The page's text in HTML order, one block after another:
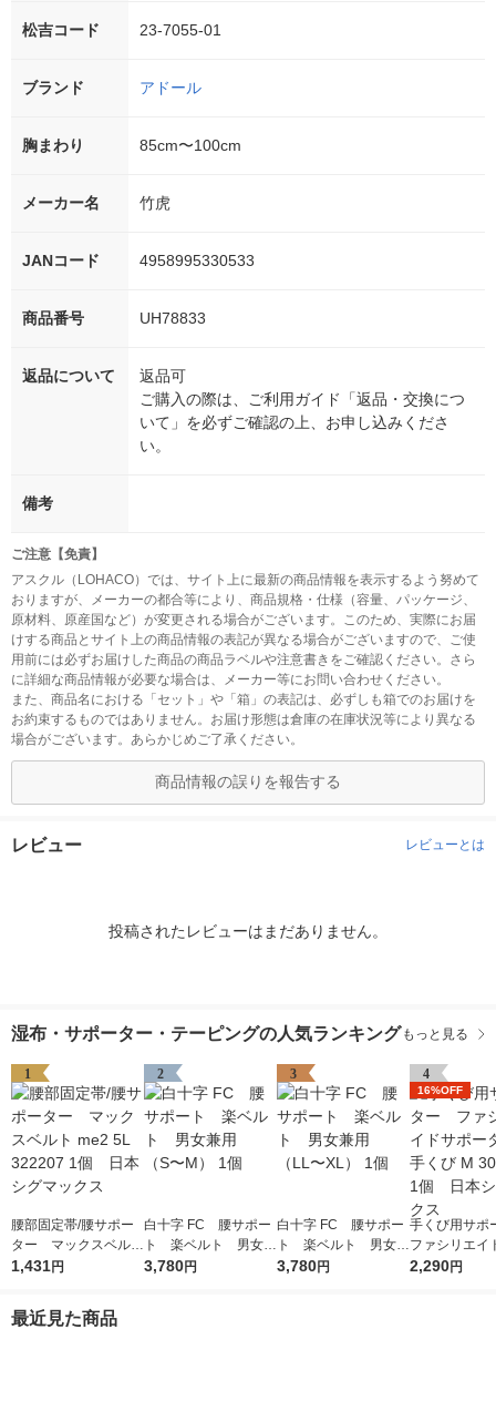
松吉コード 23-7055-01
ブランド アドール
胸まわり 85cm〜100cm
メーカー名 竹虎
JANコード 4958995330533
商品番号 UH78833
返品について
返品可
ご購入の際は、ご利用ガイド「返品・交換につ
いて」を必ずご確認の上、お申し込みくださ
い。
備考
ご注意【免責】
アスクル（LOHACO）では、サイト上に最新の商品情報を表示するよう努めて
おりますが、メーカーの都合等により、商品規格・仕様（容量、パッケージ、
原材料、原産国など）が変更される場合がございます。このため、実際にお届
けする商品とサイト上の商品情報の表記が異なる場合がございますので、ご使
用前には必ずお届けした商品の商品ラベルや注意書きをご確認ください。さら
に詳細な商品情報が必要な場合は、メーカー等にお問い合わせください。
また、商品名における「セット」や「箱」の表記は、必ずしも箱でのお届けを
お約束するものではありません。お届け形態は倉庫の在庫状況等により異なる
場合がございます。あらかじめご了承ください。
商品情報の誤りを報告する
レビュー レビューとは
投稿されたレビューはまだありません。
湿布・サポーター・テーピングの人気ランキング もっと見る
1
腰部固定帯/腰サポー
ター マックスベルト
me2 5L 322207 1個
1,431円
2
白十字 FC 腰サポー
ト 楽ベルト 男女兼
3,780円
3
白十字 FC 腰サポー
ト 楽ベルト 男女兼
3,780円
4
16%OFF
手くび用サ
ファシリエイ
ター 手くび
2,290円
最近見た商品